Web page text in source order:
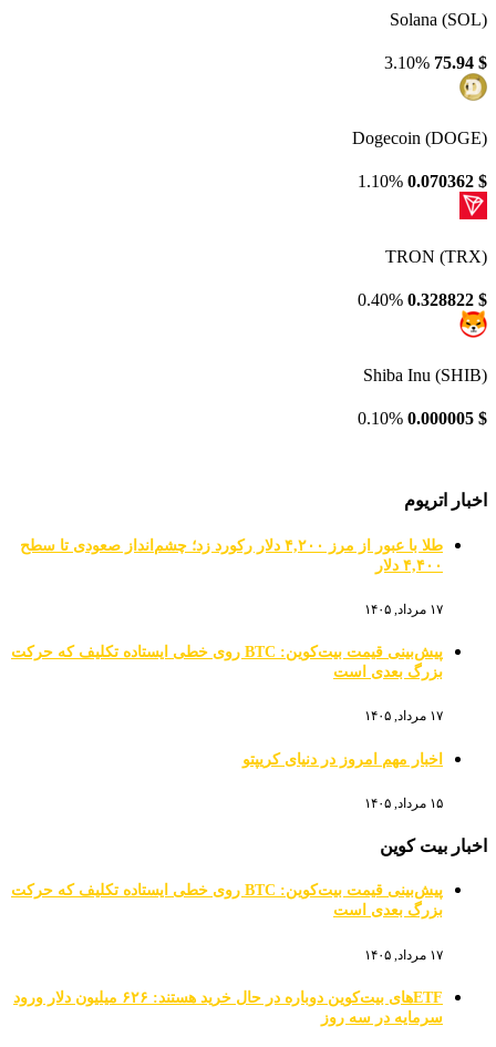
Solana (SOL)
$
75.94
3.10%
Dogecoin (DOGE)
$
0.070362
1.10%
TRON (TRX)
$
0.328822
0.40%
Shiba Inu (SHIB)
$
0.000005
0.10%
اخبار اتریوم
طلا با عبور از مرز ۴,۲۰۰ دلار رکورد زد؛ چشم‌انداز صعودی تا سطح
۴,۴۰۰ دلار
۱۷ مرداد, ۱۴۰۵
پیش‌بینی قیمت بیت‌کوین: BTC روی خطی ایستاده تکلیف که حرکت
بزرگ بعدی است
۱۷ مرداد, ۱۴۰۵
اخبار مهم امروز در دنیای کریپتو
۱۵ مرداد, ۱۴۰۵
اخبار بیت کوین
پیش‌بینی قیمت بیت‌کوین: BTC روی خطی ایستاده تکلیف که حرکت
بزرگ بعدی است
۱۷ مرداد, ۱۴۰۵
ETFهای بیت‌کوین دوباره در حال خرید هستند: ۶۲۶ میلیون دلار ورود
سرمایه در سه روز